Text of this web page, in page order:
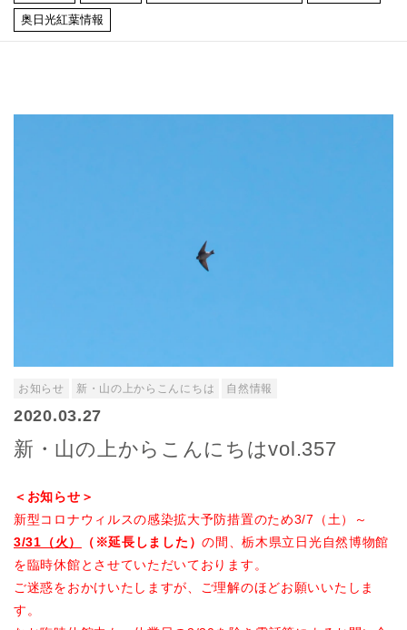
奥日光紅葉情報
お知らせ 新・山の上からこんにちは 自然情報
2020.03.27
新・山の上からこんにちはvol.357
＜お知らせ＞
新型コロナウィルスの感染拡大予防措置のため3/7（土）～
3/31（火）
（※延長しました）の間、栃木県立日光自然博物館
を臨時休館とさせていただいております。
ご迷惑をおかけいたしますが、ご理解のほどお願いいたしま
す。